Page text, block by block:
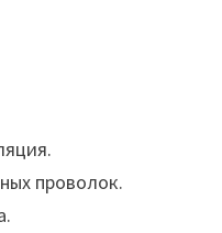
проволок.